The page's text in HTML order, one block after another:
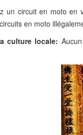
un circuit en moto
en moto
culture locale: